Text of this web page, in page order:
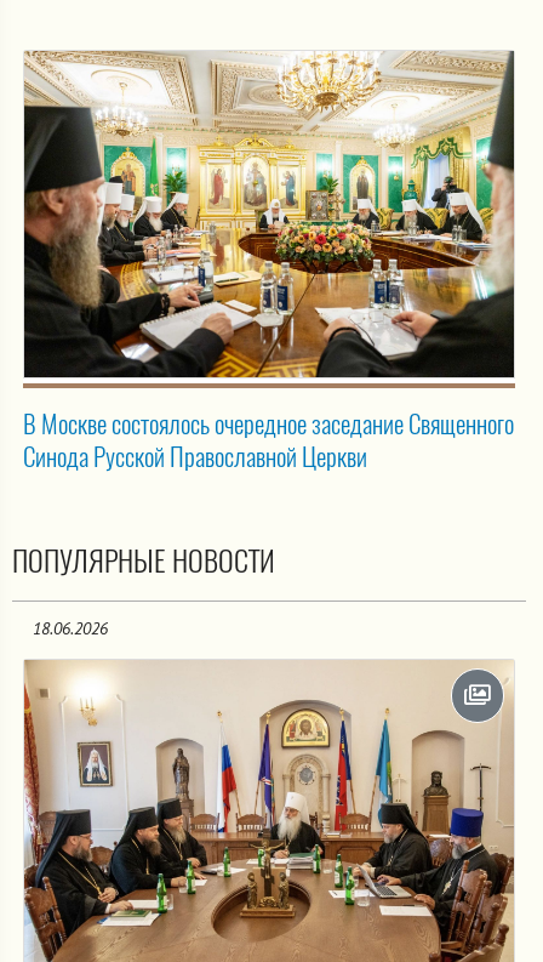
В Москве состоялось очередное заседание Священного
Синода Русской Православной Церкви
ПОПУЛЯРНЫЕ НОВОСТИ
18.06.2026